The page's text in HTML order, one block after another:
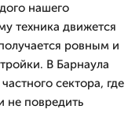
нашего
техника движется
ровным и
В Барнаула
сектора, где
не повредить